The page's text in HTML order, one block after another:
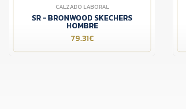
CALZADO LABORAL
SR - BRONWOOD SKECHERS
HOMBRE
79.31€